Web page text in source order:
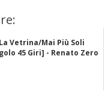
La Vetrina/Mai Più Soli
45 Giri] - Renato Zero